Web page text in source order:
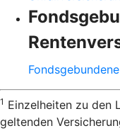
1 Einzelheiten zu den
geltenden